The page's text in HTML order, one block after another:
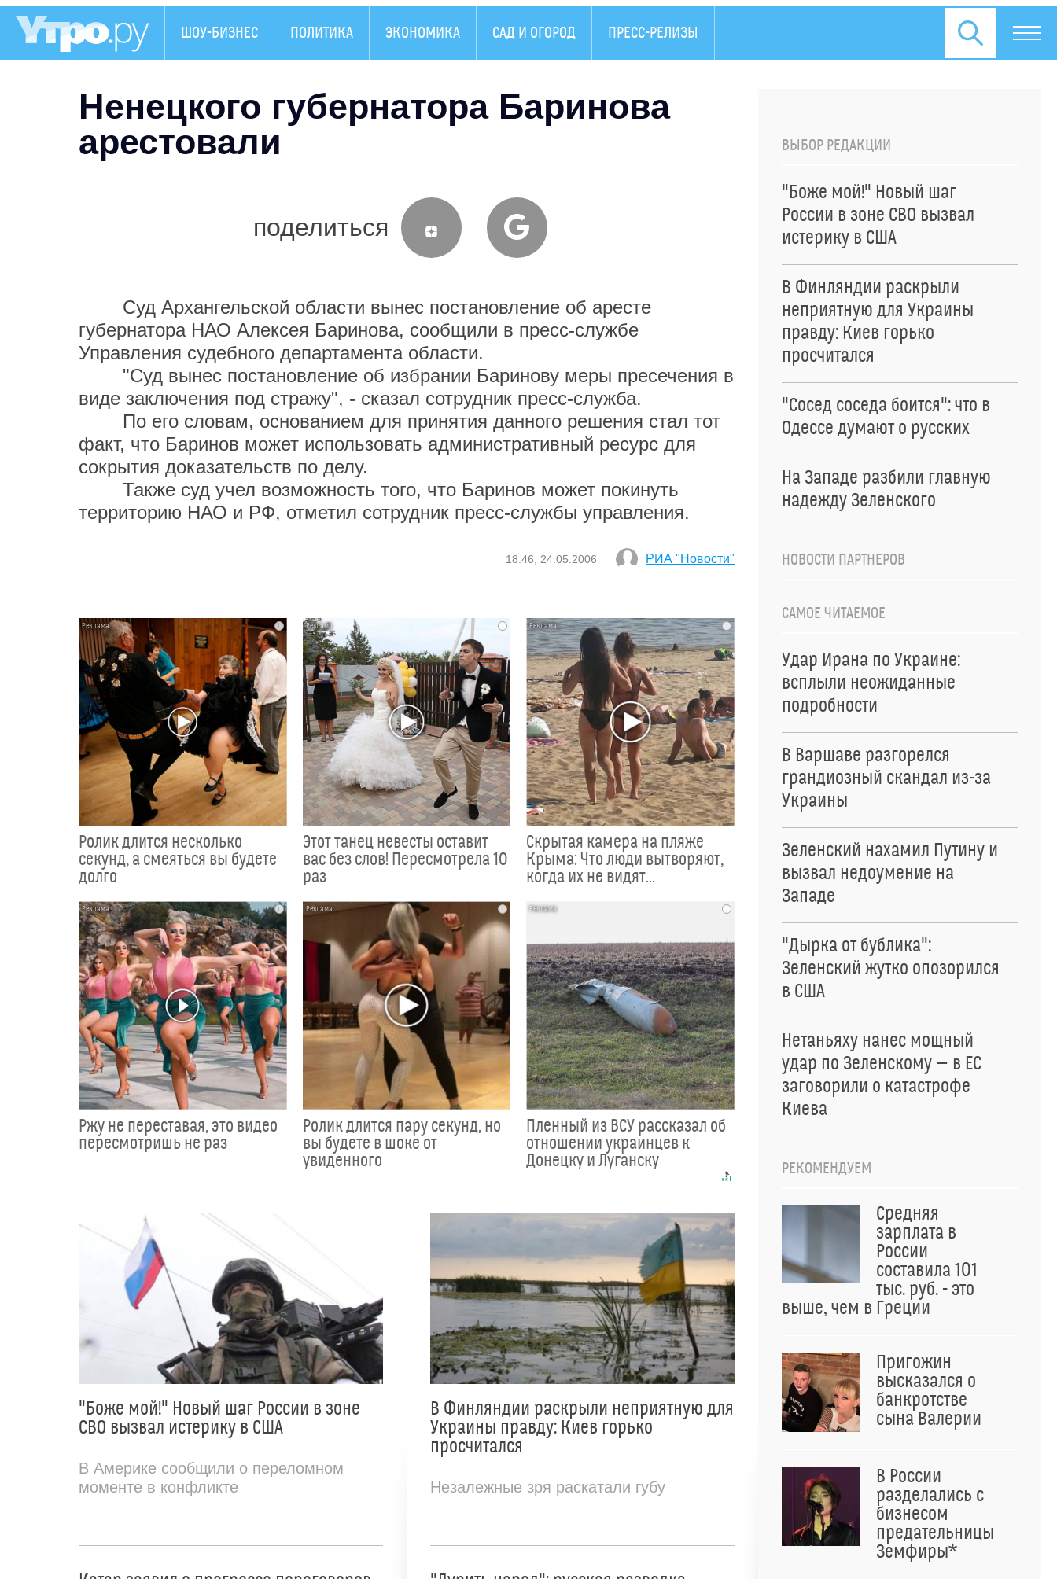
ШОУ-БИЗНЕС ПОЛИТИКА ЭКОНОМИКА САД И ОГОРОД ПРЕСС-РЕЛИЗЫ
Ненецкого губернатора Баринова
арестовали
поделиться
Суд Архангельской области вынес постановление об аресте
губернатора НАО Алексея Баринова, сообщили в пресс-службе
Управления судебного департамента области.
"Суд вынес постановление об избрании Баринову меры пресечения в
виде заключения под стражу", - сказал сотрудник пресс-служба.
По его словам, основанием для принятия данного решения стал тот
факт, что Баринов может использовать административный ресурс для
сокрытия доказательств по делу.
Также суд учел возможность того, что Баринов может покинуть
территорию НАО и РФ, отметил сотрудник пресс-службы управления.
18:46, 24.05.2006 РИА "Новости"
i
Ролик длится несколько
секунд, а смеяться вы будете
долго
i
Этот танец невесты оставит
вас без слов! Пересмотрела 10
раз
i
Скрытая камера на пляже
Крыма: Что люди вытворяют,
когда их не видят...
i
Ржу не переставая, это видео
пересмотришь не раз
i
Ролик длится пару секунд, но
вы будете в шоке от
увиденного
i
Пленный из ВСУ рассказал об
отношении украинцев к
Донецку и Луганску
"Боже мой!" Новый шаг России в зоне
СВО вызвал истерику в США
В Америке сообщили о переломном
моменте в конфликте
В Финляндии раскрыли неприятную для
Украины правду: Киев горько
просчитался
Незалежные зря раскатали губу
ВЫБОР РЕДАКЦИИ
"Боже мой!" Новый шаг
России в зоне СВО вызвал
истерику в США
В Финляндии раскрыли
неприятную для Украины
правду: Киев горько
просчитался
"Сосед соседа боится": что в
Одессе думают о русских
На Западе разбили главную
надежду Зеленского
НОВОСТИ ПАРТНЕРОВ
САМОЕ ЧИТАЕМОЕ
Удар Ирана по Украине:
всплыли неожиданные
подробности
В Варшаве разгорелся
грандиозный скандал из-за
Украины
Зеленский нахамил Путину и
вызвал недоумение на
Западе
"Дырка от бублика":
Зеленский жутко опозорился
в США
Нетаньяху нанес мощный
удар по Зеленскому — в ЕС
заговорили о катастрофе
Киева
РЕКОМЕНДУЕМ
Средняя
зарплата в
России
составила 101
тыс. руб. - это
выше, чем в Греции
Пригожин
высказался о
банкротстве
сына Валерии
В России
разделались с
бизнесом
предательницы
Земфиры*